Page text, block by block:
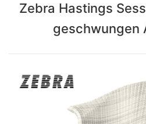
Zebra Hastings
geschwungen